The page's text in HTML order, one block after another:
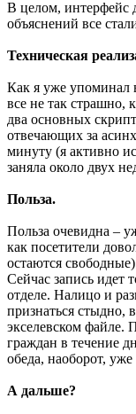
В целом, интерфейс
объяснений все
Техническая
Как я уже упоминал
все не так страшно,
два основных
отвечающих за
минуту (я активно
заняла около двух
Польза.
Польза очевидна –
как посетители
остаются
Сейчас запись идет
отделе. Налицо и
признаться стыдно,
экселевском
граждан в течение
обеда, наоборот,
А дальше?